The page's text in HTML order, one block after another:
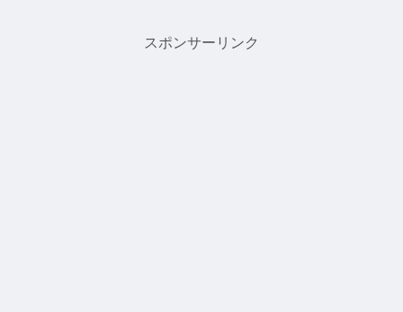
スポンサーリンク